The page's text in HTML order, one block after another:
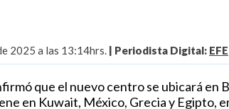
2025 a las 13:14hrs. | Periodista Digital: EFE
que el nuevo centro se ubicará en
en Kuwait, México, Grecia y Egipto,